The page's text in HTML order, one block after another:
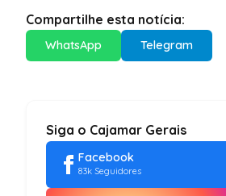
Compartilhe esta notícia:
WhatsApp Telegram
Siga o Cajamar Gerais
Facebook
83k Seguidores